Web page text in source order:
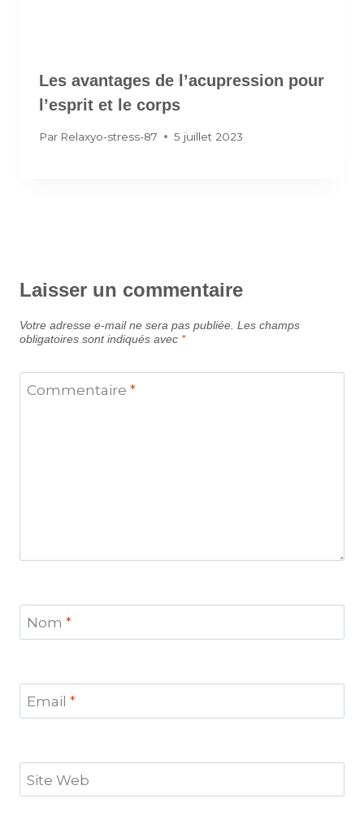
Les avantages de l’acupression pour
l’esprit et le corps
Par Relaxyo-stress-87 5 juillet 2023
Laisser un commentaire
Votre adresse e-mail ne sera pas publiée. Les champs
obligatoires sont indiqués avec *
Commentaire *
Nom *
Email *
Site Web